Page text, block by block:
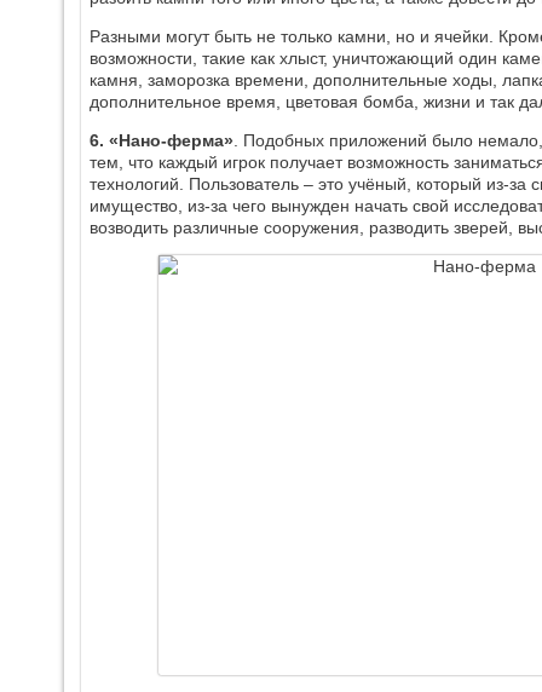
Разными могут быть не только камни, но и ячейки.
возможности, такие как хлыст, уничтожающий один
камня, заморозка времени, дополнительные ходы,
дополнительное время, цветовая бомба, жизни и так
6. «Нано-ферма» . Подобных приложений было
тем, что каждый игрок получает возможность
технологий. Пользователь – это учёный, который из-за
имущество, из-за чего вынужден начать свой
возводить различные сооружения, разводить зверей,